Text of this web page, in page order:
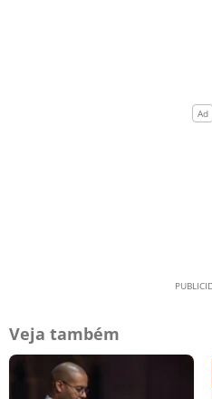
Veja também